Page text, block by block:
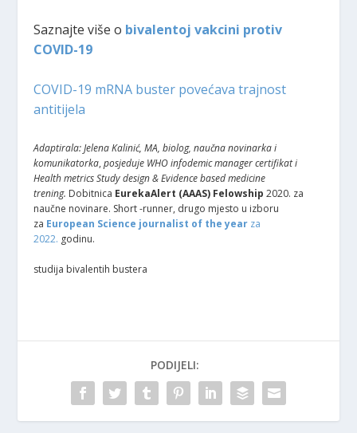
Saznajte više o bivalentoj vakcini protiv
COVID-19
COVID-19 mRNA buster povećava trajnost
antitijela
Adaptirala: Jelena Kalinić, MA, biolog, naučna novinarka i
komunikatorka,posjeduje WHO infodemic manager certifikat i
Health metrics Study design & Evidence based medicine
trening. Dobitnica EurekaAlert (AAAS) Felowship 2020. za
naučne novinare. Short -runner, drugo mjesto u izboru
za European Science journalist of the year za
2022. godinu.
studija bivalentih bustera
PODIJELI: